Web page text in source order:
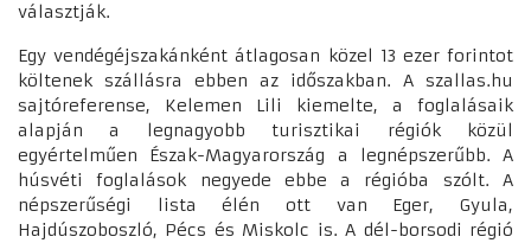
választják.
Egy vendégéjszakánként átlagosan közel 13 ezer forintot
költenek szállásra ebben az időszakban. A szallas.hu
sajtóreferense, Kelemen Lili kiemelte, a foglalásaik
alapján a legnagyobb turisztikai régiók közül
egyértelműen Észak-Magyarország a legnépszerűbb. A
húsvéti foglalások negyede ebbe a régióba szólt. A
népszerűségi lista élén ott van Eger, Gyula,
Hajdúszoboszló, Pécs és Miskolc is. A dél-borsodi régió